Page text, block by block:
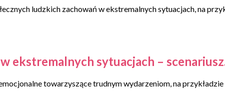
ludzkich zachowań w ekstremalnych sytuacjach, na
ekstremalnych sytuacjach –
towarzyszące trudnym wydarzeniom, na